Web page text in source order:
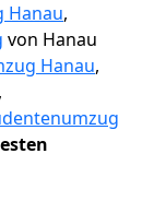
Hanau,
von Hanau
Hanau,
,